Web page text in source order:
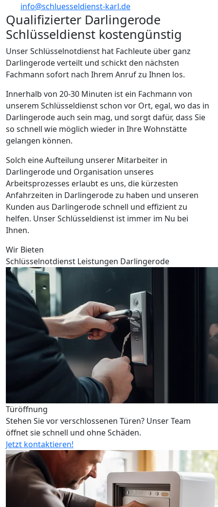
info@schluesseldienst-karl.de
Qualifizierter Darlingerode
Schlüsseldienst kostengünstig
Unser Schlüsselnotdienst hat Fachleute über ganz
Darlingerode verteilt und schickt den nächsten
Fachmann sofort nach Ihrem Anruf zu Ihnen los.
Innerhalb von 20-30 Minuten ist ein Fachmann von
unserem Schlüsseldienst schon vor Ort, egal, wo das in
Darlingerode auch sein mag, und sorgt dafür, dass Sie
so schnell wie möglich wieder in Ihre Wohnstätte
gelangen können.
Solch eine Aufteilung unserer Mitarbeiter in
Darlingerode und Organisation unseres
Arbeitsprozesses erlaubt es uns, die kürzesten
Anfahrzeiten in Darlingerode zu haben und unseren
Kunden aus Darlingerode schnell und effizient zu
helfen. Unser Schlüsseldienst ist immer im Nu bei
Ihnen.
Wir Bieten
Schlüsselnotdienst Leistungen Darlingerode
Türöffnung
Stehen Sie vor verschlossenen Türen? Unser Team
öffnet sie schnell und ohne Schäden.
Jetzt kontaktieren!